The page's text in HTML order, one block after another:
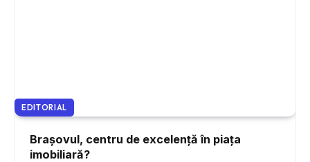
EDITORIAL
Brașovul, centru de excelență în piața
imobiliară?